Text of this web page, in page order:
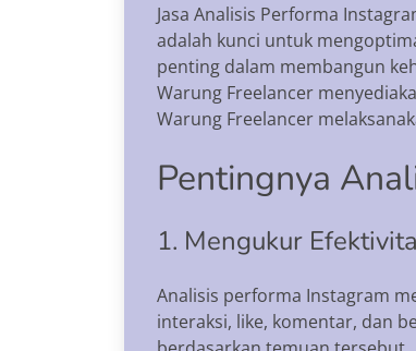
Jasa Analisis Performa
adalah kunci untuk
penting dalam membangun
Warung Freelancer
Warung Freelancer
Pentingnya
1. Mengukur
Analisis performa Instagram
interaksi, like, komentar, dan